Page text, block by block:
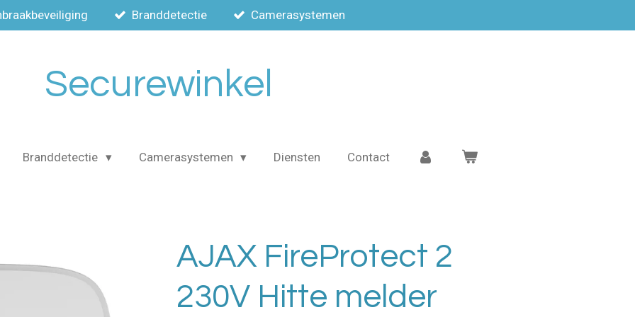
Branddetectie Camerasystemen
Securewinkel
Branddetectie Camerasystemen Diensten Contact
AJAX FireProtect 2
230V Hitte melder